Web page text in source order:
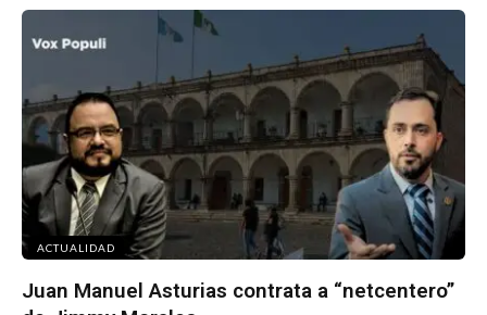
ACTUALIDAD
Juan Manuel Asturias contrata a “netcentero”